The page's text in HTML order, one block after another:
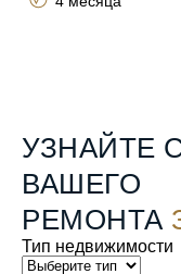
УЗНАЙТЕ
ВАШЕГО
РЕМОНТА
Тип недвижимости